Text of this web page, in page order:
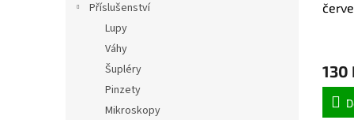
Příslušenství
Lupy
Váhy
Šupléry
Pinzety
Mikroskopy
polí
je
5,0
z
130